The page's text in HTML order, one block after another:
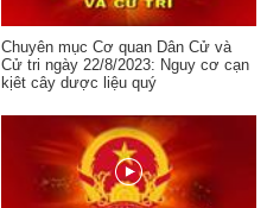
Chuyên mục Cơ quan Dân Cử và
Cử tri ngày 22/8/2023: Nguy cơ cạn
kịêt cây dược liệu quý